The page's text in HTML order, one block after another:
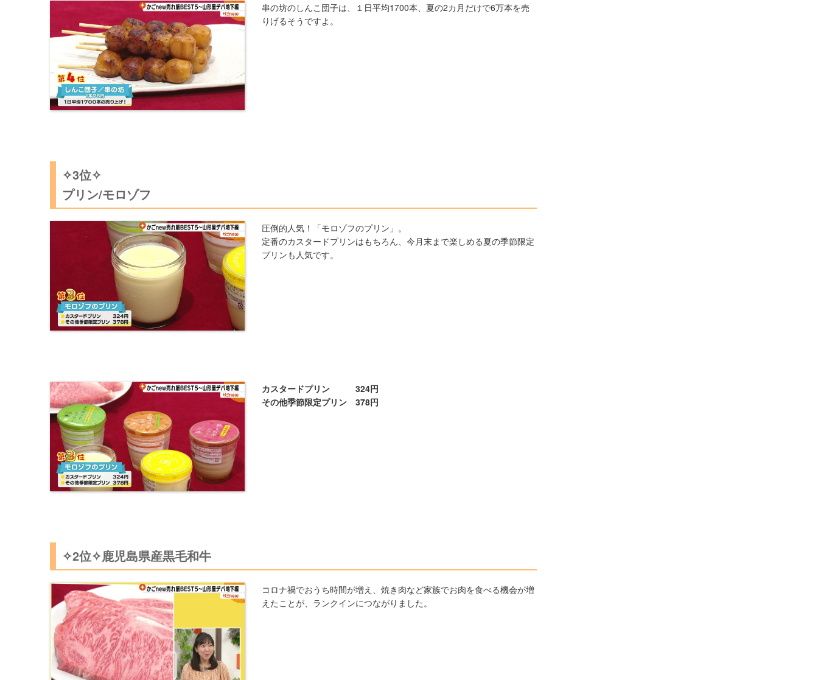
串の坊のしんこ団子は、１日平均1700本、夏の2カ月だけで6万本を売
りげるそうですよ。
✧3位✧
プリン/モロゾフ
圧倒的人気！「モロゾフのプリン」。
定番のカスタードプリンはもちろん、今月末まで楽しめる夏の季節限定
プリンも人気です。
カスタードプリン 324円
その他季節限定プリン 378円
✧2位✧鹿児島県産黒毛和牛
コロナ禍でおうち時間が増え、焼き肉など家族でお肉を食べる機会が増
えたことが、ランクインにつながりました。